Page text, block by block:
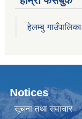
हेलम्बु
Notices
सूचना तथा समाचार